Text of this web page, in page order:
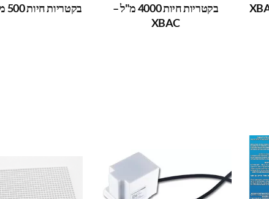
בקטריות חיות 4000 מ"ל –
XBAC
בקטריות חיות 500 מ"ל – XBAC